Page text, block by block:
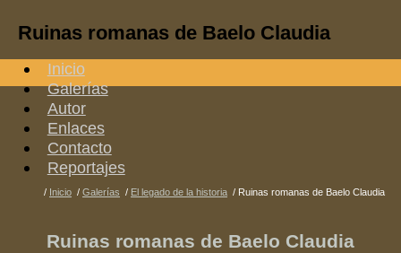
Ruinas romanas de Baelo Claudia
Inicio
Galerías
Autor
Enlaces
Contacto
Reportajes
/ Inicio / Galerías / El legado de la historia / Ruinas romanas de Baelo Claudia
Ruinas romanas de Baelo Claudia